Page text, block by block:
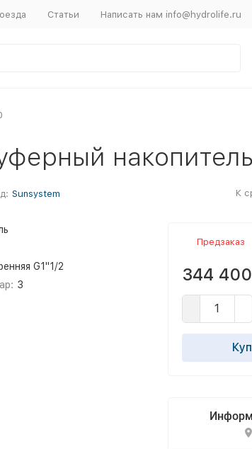
Статьи Написать нам info@hydrolife.ru
Sunsystem К
G1"1/2
3
Предзаказ
344